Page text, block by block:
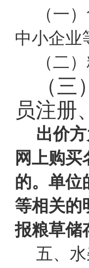
（一
中小企业
（二
（
员注册
出价
网上购
的。单位
等相关的
报粮草储
五、